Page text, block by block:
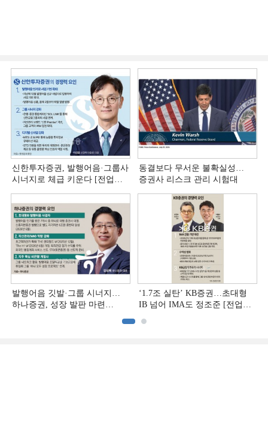
신한투자증권, 발행어음·그룹사
시너지로 체급 키운다 [전업계
동결보다 무서운 불확실성…
증권사 리스크 관리 시험대
발행어음 깃발·그룹 시너지…
하나증권, 성장 발판 마련
‘1.7조 실탄’ KB증권…초대형
IB 넘어 IMA도 정조준 [전업계